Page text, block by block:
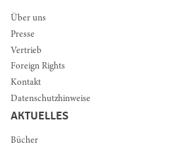
Über uns
Presse
Vertrieb
Foreign Rights
Kontakt
Datenschutzhinweise
AKTUELLES
Bücher